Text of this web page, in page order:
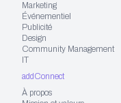
Marketing
Événementiel
Publicité
Design
Community Management
IT
addConnect
À propos